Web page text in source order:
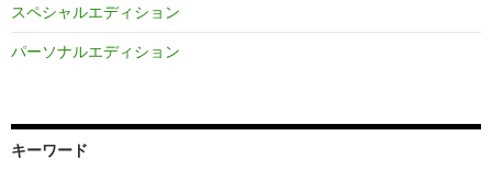
スペシャルエディション
パーソナルエディション
キーワード